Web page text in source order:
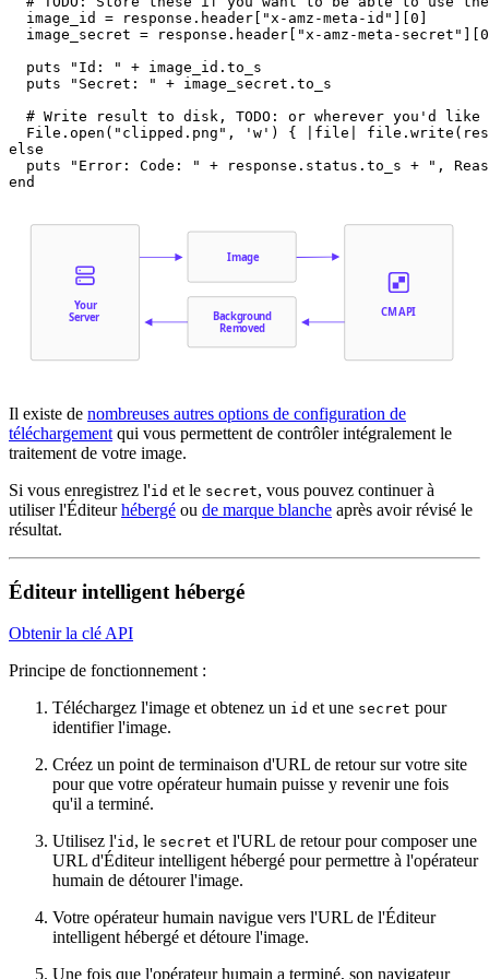
  image_id = response.header["x-amz-meta-id"][0]
image_secret = response.header["x-amz-meta-
  puts "Id: " + image_id.to_s
  puts "Secret: " + image_secret.to_s
  # Write result to disk, TODO: or wherever you'd like
File.open("clipped.png", 'w') { |file|
else
puts "Error: Code: " + response.status.to_s + ",
Your
Server
Image
Background
Removed
CM API
Il existe de nombreuses autres options de configuration de
téléchargement qui vous permettent de contrôler intégralement le
traitement de votre image.
Si vous enregistrez l'id et le secret, vous pouvez continuer à
utiliser l'Éditeurhébergé ou de marque blanche après avoir révisé le
résultat.
Éditeur intelligent hébergé
Obtenir la clé API
Principe de fonctionnement :
Téléchargez l'image et obtenez un id et une secret pour
identifier l'image.
Créez un point de terminaison d'URL de retour sur votre site
pour que votre opérateur humain puisse y revenir une fois
qu'il a terminé.
Utilisez l'id , le secret et l'URL de retour pour composer une
URL d'Éditeur intelligent hébergé pour permettre à l'opérateur
humain de détourer l'image.
Votre opérateur humain navigue vers l'URL de l'Éditeur
intelligent hébergé et détoure l'image.
Une fois que l'opérateur humain a terminé, son navigateur